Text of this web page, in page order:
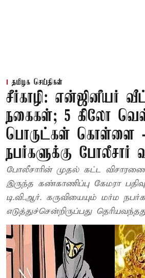
தமிழக செய்திகள்
சீர்காழி: என்ஜினீயர்
நகைகள்; 5 கிலோ
பொருட்கள் கொள்ளை
நபர்களுக்கு போலீசார்
போலீசாரின் முதல் கட்ட விசாரணையில் வீட்டில்
இருந்த கண்காணிப்பு கேமரா
டி.வி.ஆர். கருவியையும் மர்ம
எடுத்துச்சென்றிருப்பது